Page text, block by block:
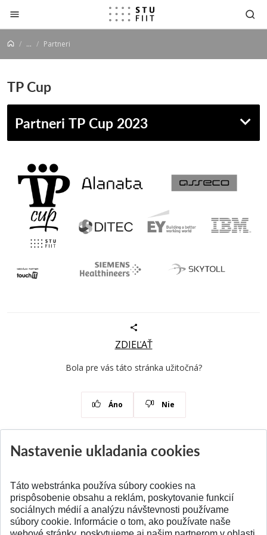
Prejsť na obsah
... Partneri
TP Cup
Partneri TP Cup 2023
ZDIEĽAŤ
Bola pre vás táto stránka užitočná?
Áno Nie
Nastavenie ukladania cookies
Táto webstránka používa súbory cookies na
prispôsobenie obsahu a reklám, poskytovanie funkcií
sociálnych médií a analýzu návštevnosti používame
súbory cookie. Informácie o tom, ako používate naše